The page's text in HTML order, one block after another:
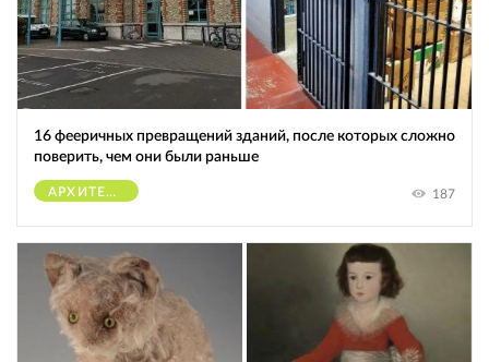
16 фееричных превращений зданий, после которых сложно
поверить, чем они были раньше
АРХИТЕКТУРА 187